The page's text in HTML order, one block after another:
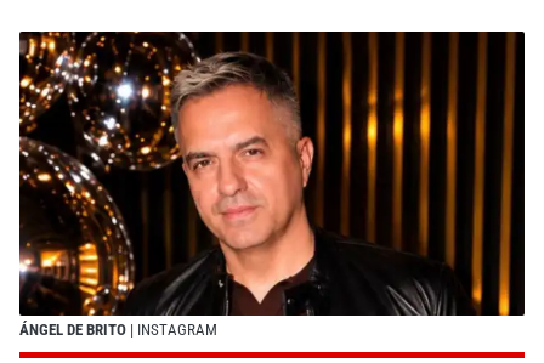
ÁNGEL DE BRITO | INSTAGRAM